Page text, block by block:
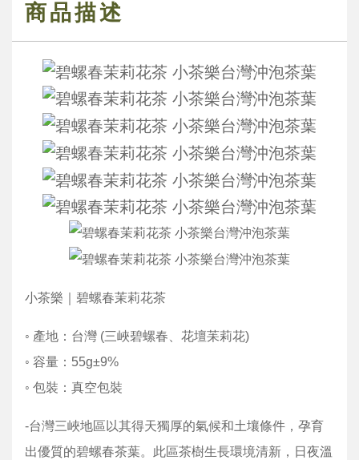
商品描述
小茶樂｜碧螺春茉莉花茶
◦ 產地：台灣 (三峽碧螺春、花壇苿莉花)
◦ 容量：55g±9%
◦ 包裝：真空包裝
-台灣三峽地區以其得天獨厚的氣候和土壤條件，孕育
出優質的碧螺春茶葉。此區茶樹生長環境清新，日夜溫